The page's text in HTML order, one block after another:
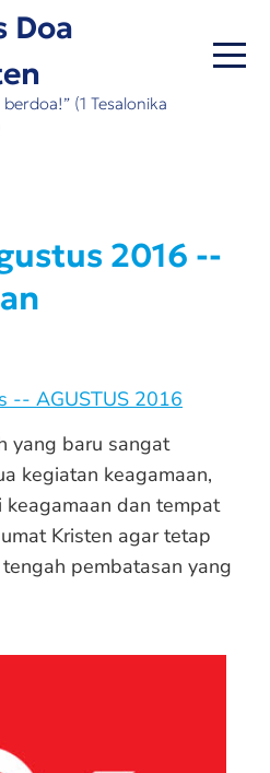
Doa
berdoa!” (1 Tesalonika
2016 --
-- AGUSTUS 2016
yang baru sangat
kegiatan keagamaan,
dan tempat
Kristen agar tetap
pembatasan yang